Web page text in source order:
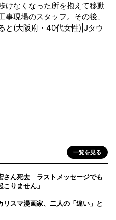
けなくなった所を抱えて移動
事現場のスタッフ。その後、
と(大阪府・40代女性)|Jタウ
一覧を見る
さん死去 ラストメッセージでも
りません」
スマ漫画家、二人の「違い」と